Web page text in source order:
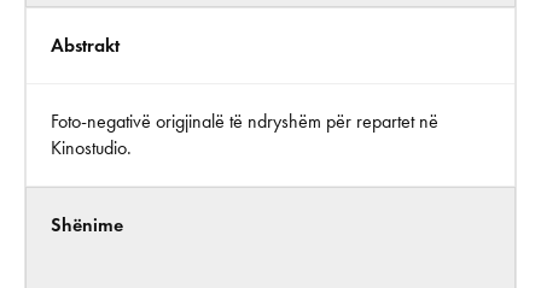
Abstrakt
Foto-negativë origjinalë të ndryshëm për repartet në
Kinostudio.
Shënime